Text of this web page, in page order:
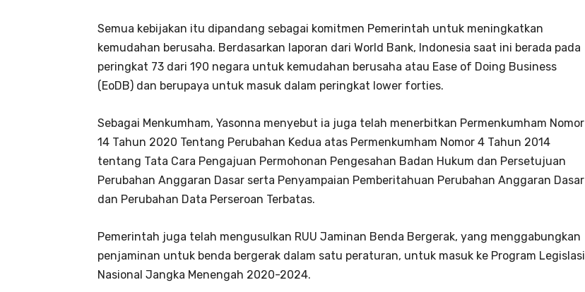
Semua kebijakan itu dipandang sebagai komitmen Pemerintah untuk meningkatkan
kemudahan berusaha. Berdasarkan laporan dari World Bank, Indonesia saat ini berada pada
peringkat 73 dari 190 negara untuk kemudahan berusaha atau Ease of Doing Business
(EoDB) dan berupaya untuk masuk dalam peringkat lower forties.
Sebagai Menkumham, Yasonna menyebut ia juga telah menerbitkan Permenkumham Nomor
14 Tahun 2020 Tentang Perubahan Kedua atas Permenkumham Nomor 4 Tahun 2014
tentang Tata Cara Pengajuan Permohonan Pengesahan Badan Hukum dan Persetujuan
Perubahan Anggaran Dasar serta Penyampaian Pemberitahuan Perubahan Anggaran Dasar
dan Perubahan Data Perseroan Terbatas.
Pemerintah juga telah mengusulkan RUU Jaminan Benda Bergerak, yang menggabungkan
penjaminan untuk benda bergerak dalam satu peraturan, untuk masuk ke Program Legislasi
Nasional Jangka Menengah 2020-2024.